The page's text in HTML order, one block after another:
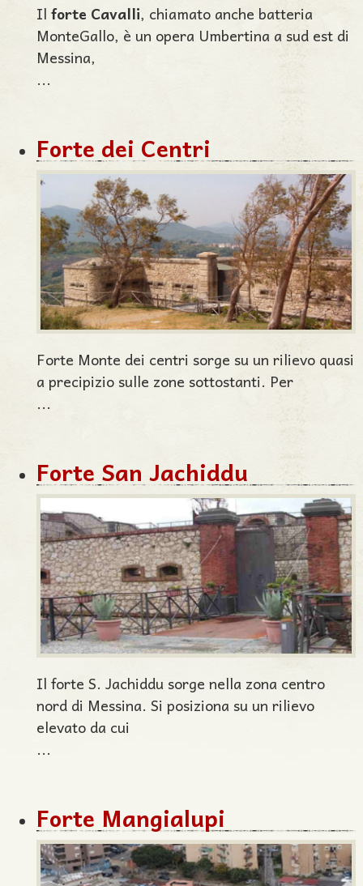
Il forte Cavalli, chiamato anche batteria
MonteGallo, è un opera Umbertina a sud est di
Messina,
...
Forte dei Centri
Forte Monte dei centri sorge su un rilievo quasi
a precipizio sulle zone sottostanti. Per
...
Forte San Jachiddu
Il forte S. Jachiddu sorge nella zona centro
nord di Messina. Si posiziona su un rilievo
elevato da cui
...
Forte Mangialupi